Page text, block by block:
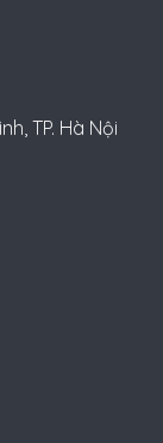
TP. Hà Nội